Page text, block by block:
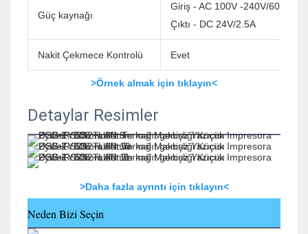
Güç kaynağı
Giriş - AC 100V -240V/60Hz
Çıktı - DC 24V/2.5A
Nakit Çekmece Kontrolü Evet
>Örnek almak için tıklayın<
Detaylar Resimler
>Daha fazla ayrıntı için tıklayın<
Neden Bizi Seçin